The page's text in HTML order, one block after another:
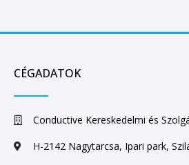
CÉGADATOK
Conductive Kereskedelmi és
H-2142 Nagytarcsa, Ipari park,